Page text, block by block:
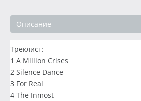
Описание
Треклист:
1 A Million Crises
2 Silence Dance
3 For Real
4 The Inmost